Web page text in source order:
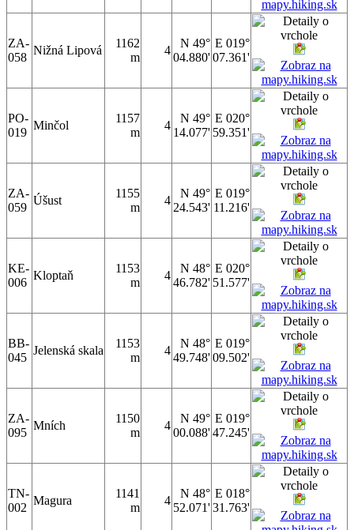
ZA-
058
Nižná Lipová
1162
m
4
N 49°
04.880'
E 019°
07.361'
PO-
019
Minčol
1157
m
4
N 49°
14.077'
E 020°
59.351'
ZA-
059
Úšust
1155
m
4
N 49°
24.543'
E 019°
11.216'
KE-
006
Kloptaň
1153
m
4
N 48°
46.782'
E 020°
51.577'
BB-
045
Jelenská skala
1153
m
4
N 48°
49.748'
E 019°
09.502'
ZA-
095
Mních
1150
m
4
N 49°
00.088'
E 019°
47.245'
TN-
002
Magura
1141
m
4
N 48°
52.071'
E 018°
31.763'